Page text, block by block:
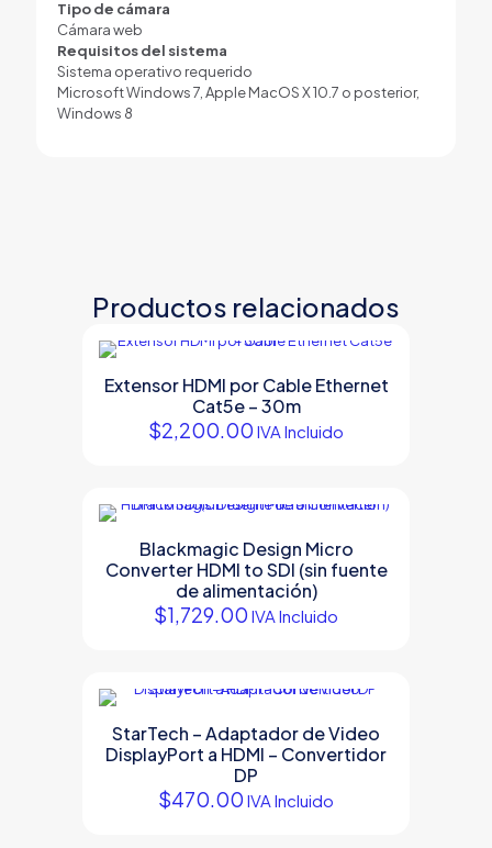
Tipo de cámara
Cámara web
Requisitos del sistema
Sistema operativo requerido
Microsoft Windows 7, Apple MacOS X 10.7 o posterior,
Windows 8
Productos relacionados
Extensor HDMI por Cable Ethernet
Cat5e – 30m
$2,200.00 IVA Incluido
Blackmagic Design Micro
Converter HDMI to SDI (sin fuente
de alimentación)
$1,729.00 IVA Incluido
StarTech – Adaptador de Video
DisplayPort a HDMI – Convertidor
DP
$470.00 IVA Incluido